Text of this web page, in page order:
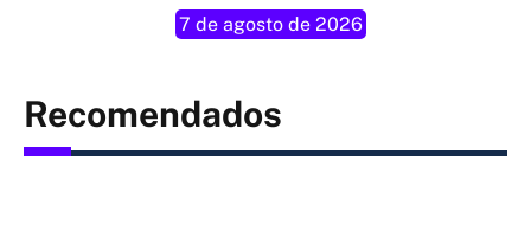
7 de agosto de 2026
Recomendados